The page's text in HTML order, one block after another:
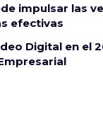
impulsar las
efectivas
Digital en el